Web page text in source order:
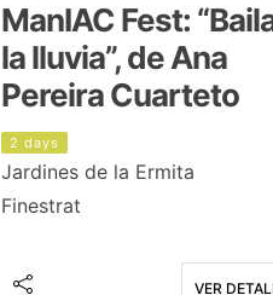
ManIAC Fest:
la lluvia”, de Ana
Pereira Cuarteto
2 days
Jardines de la Ermita
Finestrat
VER